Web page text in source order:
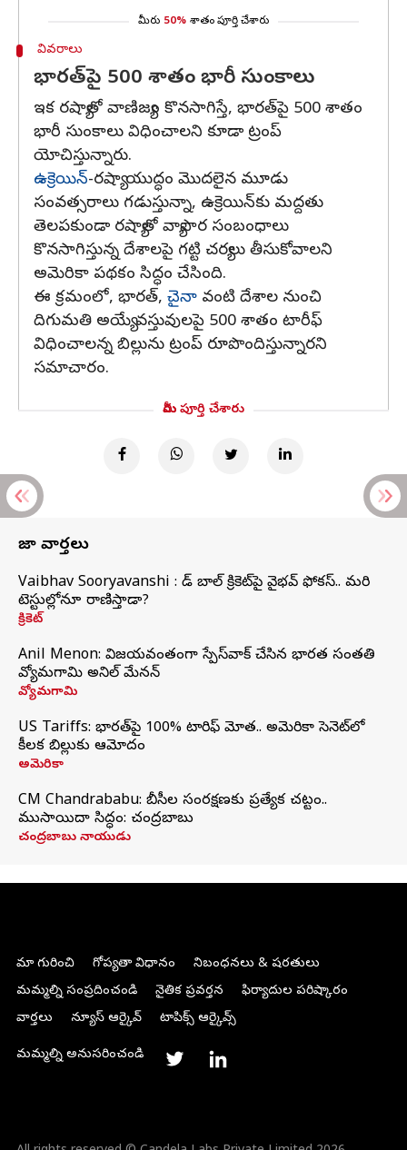
మీరు 50% శాతం పూర్తి చేశారు
వివరాలు
భారత్‌పై 500 శాతం భారీ సుంకాలు
ఇక రష్యాతో వాణిజ్యం కొనసాగిస్తే, భారత్‌పై 500 శాతం
భారీ సుంకాలు విధించాలని కూడా ట్రంప్
యోచిస్తున్నారు.
ఉక్రెయిన్‌-రష్యా యుద్ధం మొదలైన మూడు
సంవత్సరాలు గడుస్తున్నా, ఉక్రెయిన్‌కు మద్దతు
తెలపకుండా రష్యాతో వ్యాపార సంబంధాలు
కొనసాగిస్తున్న దేశాలపై గట్టి చర్యలు తీసుకోవాలని
అమెరికా పథకం సిద్ధం చేసింది.
ఈ క్రమంలో, భారత్‌, చైనా వంటి దేశాల నుంచి
దిగుమతి అయ్యే వస్తువులపై 500 శాతం టారీఫ్
విధించాలన్న బిల్లును ట్రంప్ రూపొందిస్తున్నారని
సమాచారం.
మీరు పూర్తి చేశారు
తాజా వార్తలు
Vaibhav Sooryavanshi : రెడ్ బాల్ క్రికెట్‌పై వైభవ్ ఫోకస్.. మరి
టెస్టుల్లోనూ రాణిస్తాడా?
క్రికెట్
Anil Menon: విజయవంతంగా స్పేస్‌వాక్‌ చేసిన భారత సంతతి
వ్యోమగామి అనిల్‌ మేనన్
వ్యోమగామి
US Tariffs: భారత్‌పై 100% టారిఫ్‌ మోత.. అమెరికా సెనెట్‌లో
కీలక బిల్లుకు ఆమోదం
అమెరికా
CM Chandrababu: బీసీల సంరక్షణకు ప్రత్యేక చట్టం..
ముసాయిదా సిద్ధం: చంద్రబాబు
చంద్రబాబు నాయుడు
మా గురించి గోప్యతా విధానం
నిబంధనలు & షరతులు
మమ్మల్ని సంప్రదించండి
నైతిక ప్రవర్తన
ఫిర్యాదుల పరిష్కారం
వార్తలు
న్యూస్ ఆర్కైవ్ టాపిక్స్ ఆర్కైవ్స్
మమ్మల్ని అనుసరించండి